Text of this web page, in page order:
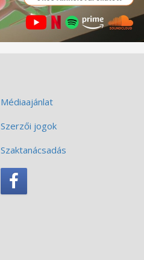
Médiaajánlat
Szerzői jogok
Szaktanácsadás